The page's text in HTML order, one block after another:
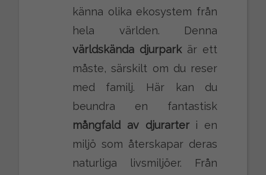
känna olika ekosystem från
hela världen. Denna
världskända djurparkär ett
måste, särskilt om du reser
med familj. Här kan du
beundra en fantastisk
mångfald av djurarteri en
miljö som återskapar deras
naturliga livsmiljöer. Från